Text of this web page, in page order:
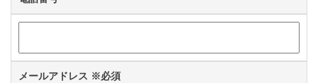
メールアドレス ※必須